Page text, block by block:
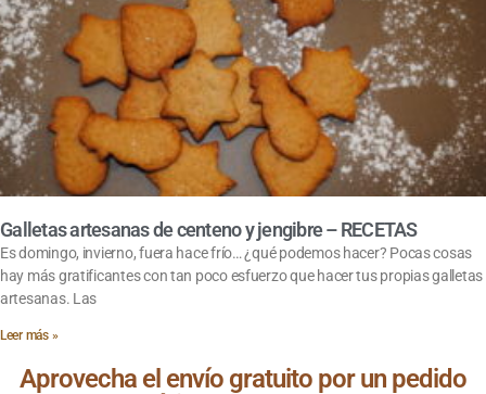
Galletas artesanas de centeno y jengibre – RECETAS
Es domingo, invierno, fuera hace frío… ¿qué podemos hacer? Pocas cosas
hay más gratificantes con tan poco esfuerzo que hacer tus propias galletas
artesanas. Las
Leer más »
Aprovecha el envío gratuito por un pedido